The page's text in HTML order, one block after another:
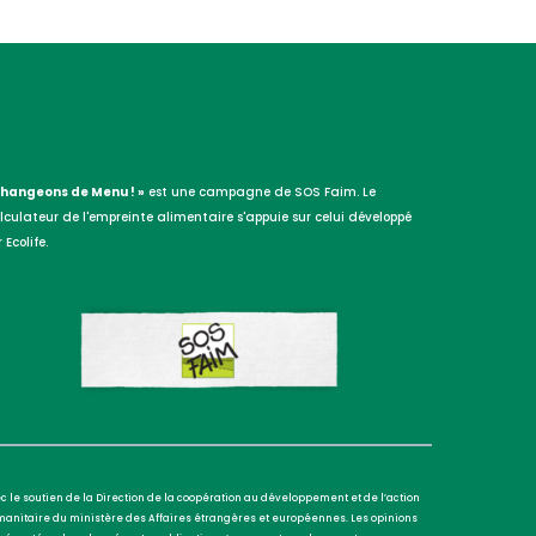
de Menu ! » est une campagne de SOS Faim. Le
de l'empreinte alimentaire s'appuie sur celui développé
Ecolife.
le soutien de la Direction de la coopération au développement et de l’action
du ministère des Affaires étrangères et européennes. Les opinions